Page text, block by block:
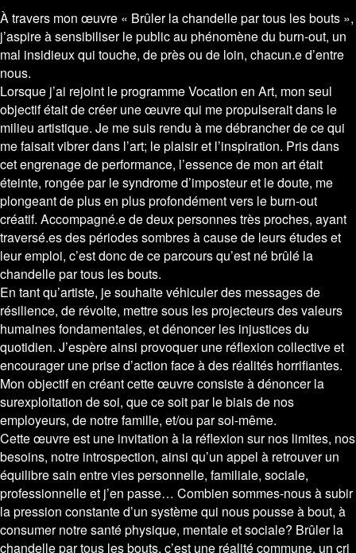
À travers mon œuvre « Brûler la chandelle par tous les bouts »,
j’aspire à sensibiliser le public au phénomène du burn-out, un
mal insidieux qui touche, de près ou de loin, chacun.e d’entre
nous.
Lorsque j’ai rejoint le programme Vocation en Art, mon seul
objectif était de créer une œuvre qui me propulserait dans le
milieu artistique. Je me suis rendu à me débrancher de ce qui
me faisait vibrer dans l’art; le plaisir et l’inspiration. Pris dans
cet engrenage de performance, l’essence de mon art était
éteinte, rongée par le syndrome d’imposteur et le doute, me
plongeant de plus en plus profondément vers le burn-out
créatif. Accompagné.e de deux personnes très proches, ayant
traversé.es des périodes sombres à cause de leurs études et
leur emploi, c’est donc de ce parcours qu’est né brûlé la
chandelle par tous les bouts.
En tant qu’artiste, je souhaite véhiculer des messages de
résilience, de révolte, mettre sous les projecteurs des valeurs
humaines fondamentales, et dénoncer les injustices du
quotidien. J’espère ainsi provoquer une réflexion collective et
encourager une prise d’action face à des réalités horrifiantes.
Mon objectif en créant cette œuvre consiste à dénoncer la
surexploitation de soi, que ce soit par le biais de nos
employeurs, de notre famille, et/ou par soi-même.
Cette œuvre est une invitation à la réflexion sur nos limites, nos
besoins, notre introspection, ainsi qu’un appel à retrouver un
équilibre sain entre vies personnelle, familiale, sociale,
professionnelle et j’en passe… Combien sommes-nous à subir
la pression constante d’un système qui nous pousse à bout, à
consumer notre santé physique, mentale et sociale? Brûler la
chandelle par tous les bouts, c’est une réalité commune, un cri